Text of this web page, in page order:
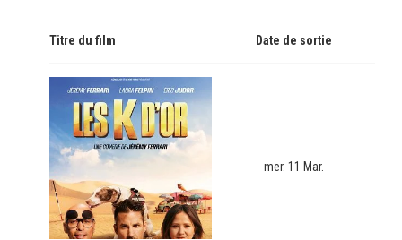
Titre du film Date de sortie
mer. 11 Mar.